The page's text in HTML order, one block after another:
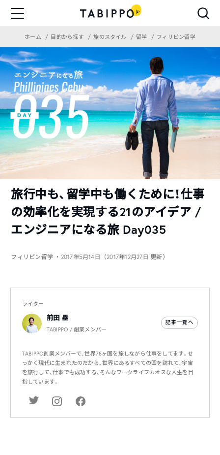
ホーム 目的から探す 旅のスタイル 留学 フィリピン留学
旅行中も、留学中も働くために！仕事
の効率化を実現する21のアイデア /
エンジニアになる旅 Day035
フィリピン留学 ・2017年5月14日（2017年12月27日 更新）
ライター
前田 塁
TABIPPO / 創業メンバー
記事一覧へ
TABIPPO創業メンバーで、世界78ヶ国を旅しながら仕事をしてます。せ
っかく現代に生まれたのだから、世界にあるすべての国を訪れて、宇宙
を旅行して、仕事でも成功する、そんなワークライフカオスな人生を目
指しています。